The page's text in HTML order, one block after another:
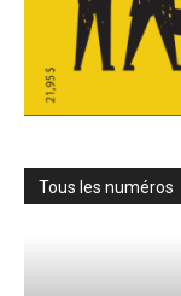
Tous les numéros